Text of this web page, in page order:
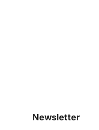
Newsletter